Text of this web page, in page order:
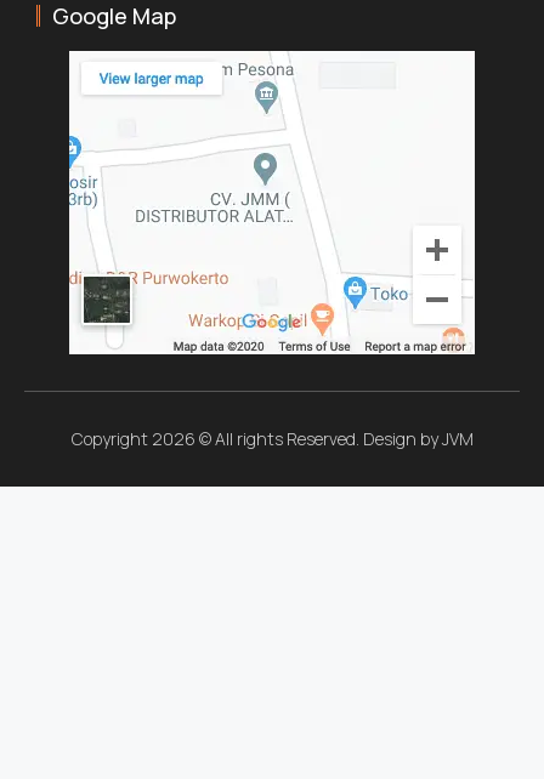
Google Map
Copyright 2026 © All rights Reserved. Design by JVM